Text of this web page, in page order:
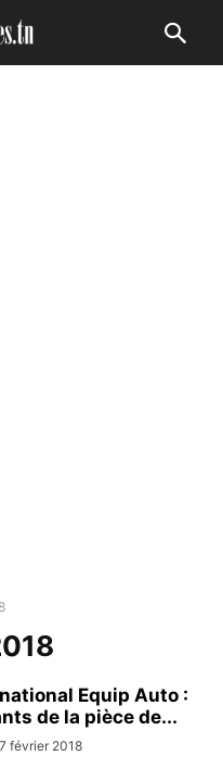
Equip Auto :
de la pièce de...
février 2018